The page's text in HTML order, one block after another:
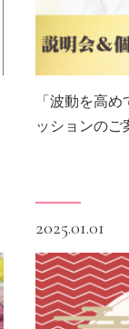
「波動を高
ッションのご
2025.01.01